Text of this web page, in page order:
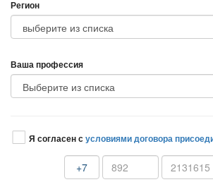
Регион
аша профессия
Я согласен сусловиями договора
+7